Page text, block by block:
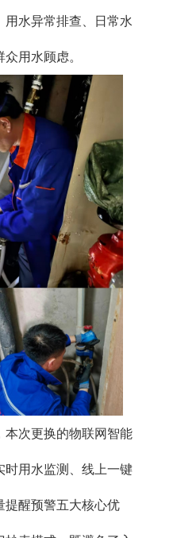
用水异常排查、日常水
用水顾虑。
本次更换的物联网智能
时用水监测、线上一键
提醒预警五大核心优